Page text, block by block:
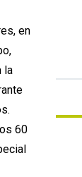
en
la
60